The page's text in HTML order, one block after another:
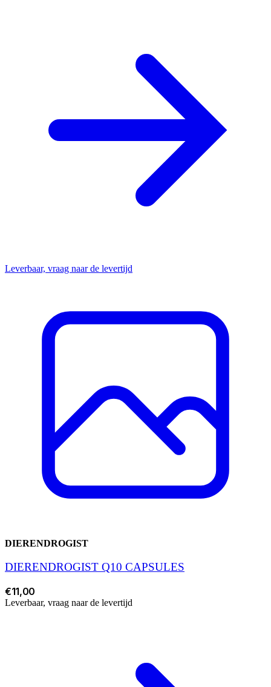
Leverbaar, vraag naar de levertijd
DIERENDROGIST
DIERENDROGIST Q10 CAPSULES
€11,00
Leverbaar, vraag naar de levertijd